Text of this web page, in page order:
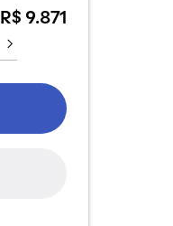
R$ 9.871